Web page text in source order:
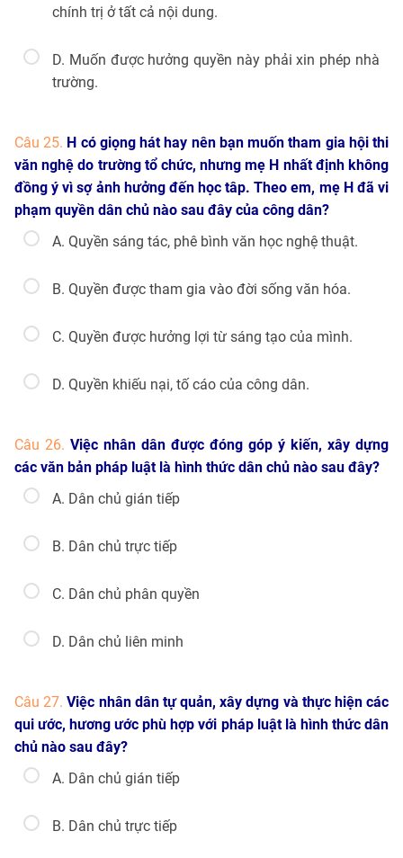
chính trị ở tất cả nội dung.
D. Muốn được hưởng quyền này phải xin phép nhà
trường.
Câu 25. H có giọng hát hay nên bạn muốn tham gia hội thi
văn nghệ do trường tổ chức, nhưng mẹ H nhất định không
đồng ý vì sợ ảnh hưởng đến học tâp. Theo em, mẹ H đã vi
phạm quyền dân chủ nào sau đây của công dân?
A. Quyền sáng tác, phê bình văn học nghệ thuật.
B. Quyền được tham gia vào đời sống văn hóa.
C. Quyền được hưởng lợi từ sáng tạo của mình.
D. Quyền khiếu nại, tố cáo của công dân.
Câu 26. Việc nhân dân được đóng góp ý kiến, xây dựng
các văn bản pháp luật là hình thức dân chủ nào sau đây?
A. Dân chủ gián tiếp
B. Dân chủ trực tiếp
C. Dân chủ phân quyền
D. Dân chủ liên minh
Câu 27.Việc nhân dân tự quản, xây dựng và thực hiện các
qui ước, hương ước phù hợp với pháp luật là hình thức dân
chủ nào sau đây?
A. Dân chủ gián tiếp
B. Dân chủ trực tiếp